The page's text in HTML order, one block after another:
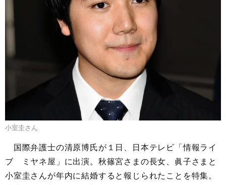
小室圭さん
国際弁護士の清原博氏が１日、日本テレビ「情報ライ
ブ ミヤネ屋」に出演。秋篠宮さまの長女、眞子さまと
小室圭さんが年内に結婚すると報じられたことを特集。